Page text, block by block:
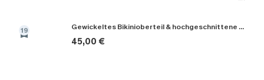
19 Gewickeltes Bikinioberteil & hochgeschnittene Bikinihose
45,00 €